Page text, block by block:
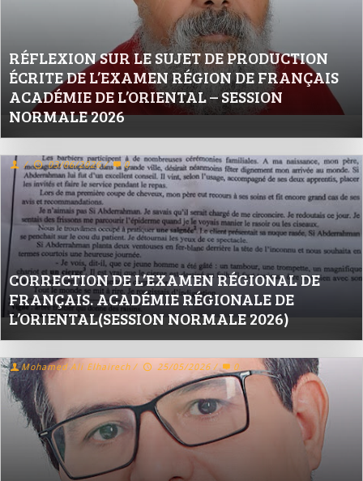
RÉFLEXION SUR LE SUJET DE PRODUCTION
ÉCRITE DE L’EXAMEN RÉGION DE FRANÇAIS
ACADÉMIE DE L’ORIENTAL – SESSION
NORMALE 2026
CORRECTION DE L’EXAMEN RÉGIONAL DE
FRANÇAIS. ACADÉMIE RÉGIONALE DE
L’ORIENTAL(SESSION NORMALE 2026)
/ 03/06/2026 / 0
Mohamed Ali Elhairech / 25/05/2026 / 0